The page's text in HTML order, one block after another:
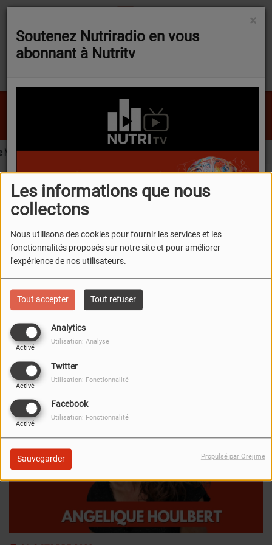
Les informations que nous
collectons
Nous utilisons des cookies pour fournir les services et les
fonctionnalités proposés sur notre site et pour améliorer
l'expérience de nos utilisateurs.
Tout accepter Tout refuser
Analytics
Activé
Utilisation: Analyse
Twitter
Activé
Utilisation: Fonctionnalité
Facebook
Activé
Utilisation: Fonctionnalité
Sauvegarder Propulsé par Orejime
NUTRIVERSE203
FLASH NEWS
Food évolue sur trois ingrédients d’intérêt pour la nutraceutique
Podcasts La chronique nutraceutique d'Angélique
Les électrolytes
×
Soutenez Nutriradio en vous
abonnant à Nutritv